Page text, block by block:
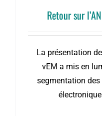
Retour sur
La présentation
vEM a mis en
segmentation